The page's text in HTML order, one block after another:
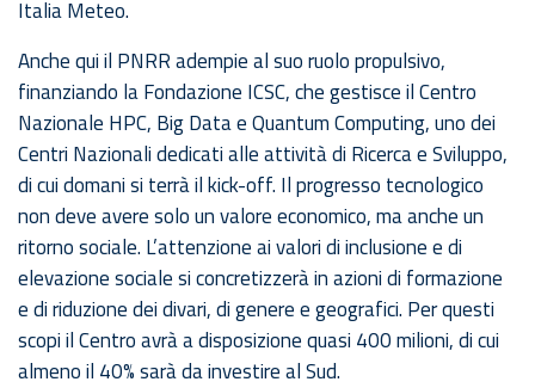
Italia Meteo.
Anche qui il PNRR adempie al suo ruolo propulsivo,
finanziando la Fondazione ICSC, che gestisce il Centro
Nazionale HPC, Big Data e Quantum Computing, uno dei
Centri Nazionali dedicati alle attività di Ricerca e Sviluppo,
di cui domani si terrà il kick-off. Il progresso tecnologico
non deve avere solo un valore economico, ma anche un
ritorno sociale. L’attenzione ai valori di inclusione e di
elevazione sociale si concretizzerà in azioni di formazione
e di riduzione dei divari, di genere e geografici. Per questi
scopi il Centro avrà a disposizione quasi 400 milioni, di cui
almeno il 40% sarà da investire al Sud.